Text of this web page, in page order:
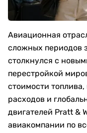
Авиационная
сложных периодов
столкнулся с
перестройкой
стоимости
расходов и
двигателей Pratt &
авиакомпании по